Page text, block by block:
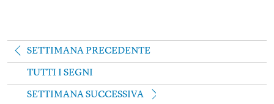
SETTIMANA PRECEDENTE
TUTTI I SEGNI
SETTIMANA SUCCESSIVA